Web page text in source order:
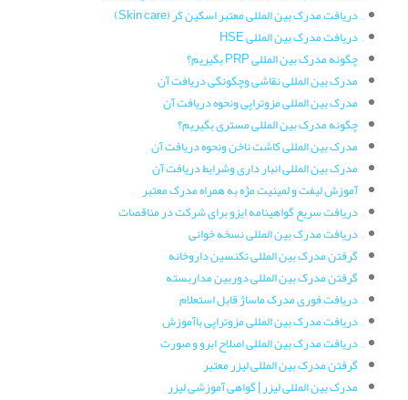
دریافت مدرک بین المللی معتبر اسکین کر (Skin care)
دریافت مدرک بین المللی HSE
چگونه مدرک بین المللی PRP بگیریم؟
مدرک بین المللی نقاشی وچگونگی دریافت آن
مدرک بین المللی مزوتراپی ونحوه دریافت آن
چگونه مدرک بین المللی مستری بگیریم؟
مدرک بین المللی کاشت ناخن ونحوه دریافت آن
مدرک بین المللی انبار داری وشرایط دریافت آن
آموزش لیفت و لمینیت مژه به همراه مدرک معتبر
دریافت سریع گواهینامه ایزو برای شرکت در مناقصات
دریافت مدرک بین المللی نسخه خوانی
گرفتن مدرک بین المللی تکنسین داروخانه
گرفتن مدرک بین المللی دوربین مداربسته
دریافت فوری مدرک ماساژ قابل استعلام
دریافت مدرک بین المللی مزوتراپی باآموزش
دریافت مدرک بین المللی اصلاح ابرو و صورت
گرفتن مدرک بین المللی لیزر معتبر
مدرک بین المللی لیزر | گواهی آموزشی لیزر